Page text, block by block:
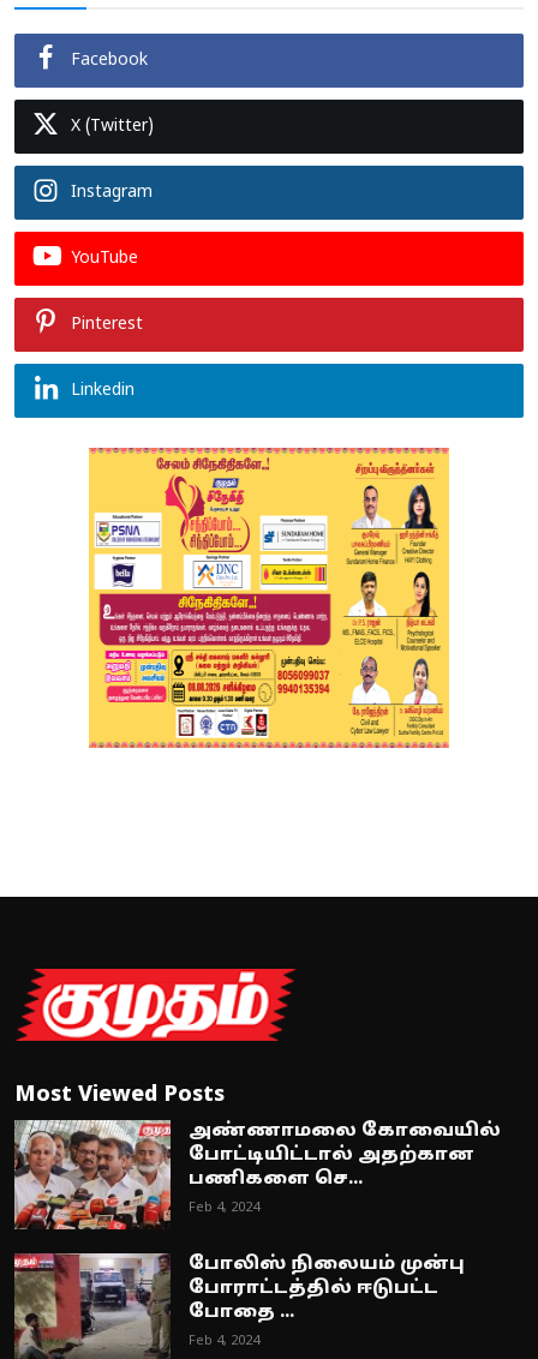
Facebook
X (Twitter)
Instagram
YouTube
Pinterest
Linkedin
Most Viewed Posts
அண்ணாமலை கோவையில்
போட்டியிட்டால் அதற்கான
பணிகளை செ...
Feb 4, 2024
போலிஸ் நிலையம் முன்பு
போராட்டத்தில் ஈடுபட்ட
போதை ...
Feb 4, 2024